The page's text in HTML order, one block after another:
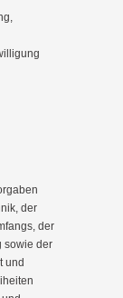
der
der
sowie der
und